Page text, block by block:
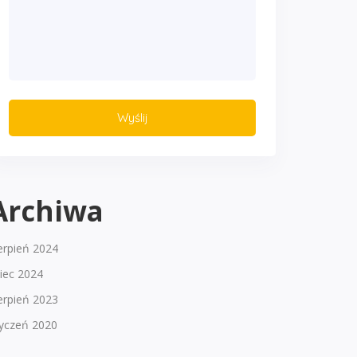
2024
2024
2023
2020